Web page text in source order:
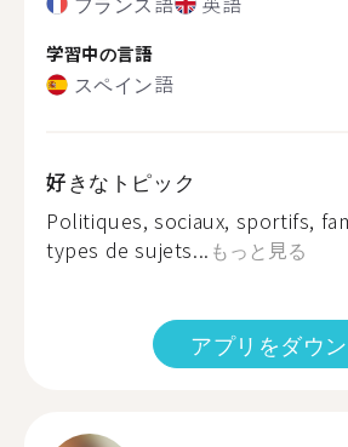
学習中の言語
スペイン語
好きなトピック
Politiques, sociaux, sportifs,
types de sujets... もっと見る
アプリをダウ